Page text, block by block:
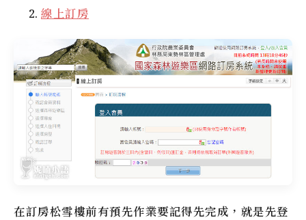
線上訂房
在訂房松雪樓前有預先作業要記得先完成，就是先登